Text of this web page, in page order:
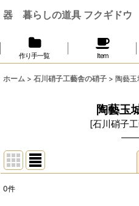
器 暮らしの道具 フクギドウ
作り手一覧 Item
ホーム > 石川硝子工藝舎の硝子 > 陶藝玉
陶藝玉
[石川硝子
0件